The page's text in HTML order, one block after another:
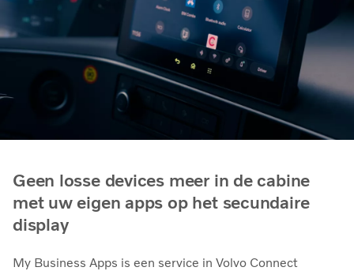
Geen losse devices meer in de cabine
met uw eigen apps op het secundaire
display
My Business Apps is een service in Volvo Connect